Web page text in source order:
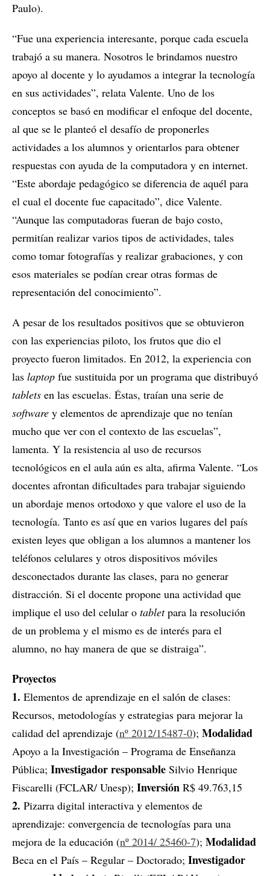
Paulo).
“Fue una experiencia interesante, porque cada escuela
trabajó a su manera. Nosotros le brindamos nuestro
apoyo al docente y lo ayudamos a integrar la tecnología
en sus actividades”, relata Valente. Uno de los
conceptos se basó en modificar el enfoque del docente,
al que se le planteó el desafío de proponerles
actividades a los alumnos y orientarlos para obtener
respuestas con ayuda de la computadora y en internet.
“Este abordaje pedagógico se diferencia de aquél para
el cual el docente fue capacitado”, dice Valente.
“Aunque las computadoras fueran de bajo costo,
permitían realizar varios tipos de actividades, tales
como tomar fotografías y realizar grabaciones, y con
esos materiales se podían crear otras formas de
representación del conocimiento”.
A pesar de los resultados positivos que se obtuvieron
con las experiencias piloto, los frutos que dio el
proyecto fueron limitados. En 2012, la experiencia con
las laptop fue sustituida por un programa que distribuyó
tablets en las escuelas. Éstas, traían una serie de
software y elementos de aprendizaje que no tenían
mucho que ver con el contexto de las escuelas”,
lamenta. Y la resistencia al uso de recursos
tecnológicos en el aula aún es alta, afirma Valente. “Los
docentes afrontan dificultades para trabajar siguiendo
un abordaje menos ortodoxo y que valore el uso de la
tecnología. Tanto es así que en varios lugares del país
existen leyes que obligan a los alumnos a mantener los
teléfonos celulares y otros dispositivos móviles
desconectados durante las clases, para no generar
distracción. Si el docente propone una actividad que
implique el uso del celular o tabletpara la resolución
de un problema y el mismo es de interés para el
alumno, no hay manera de que se distraiga”.
Proyectos
1. Elementos de aprendizaje en el salón de clases:
Recursos, metodologías y estrategias para mejorar la
calidad del aprendizaje (nº 2012/15487-0); Modalidad
Apoyo a la Investigación – Programa de Enseñanza
Pública; Investigador responsable Silvio Henrique
Fiscarelli (FCLAR/ Unesp); Inversión R$ 49.763,15
2. Pizarra digital interactiva y elementos de
aprendizaje: convergencia de tecnologías para una
mejora de la educación (nº 2014/ 25460-7); Modalidad
Beca en el País – Regular – Doctorado; Investigador